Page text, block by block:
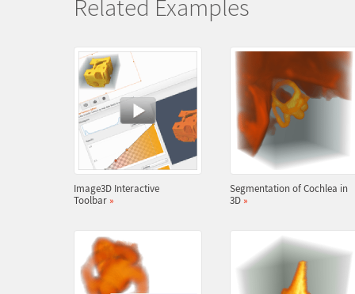
Related Examples
Image3D Interactive
Toolbar »
Segmentation of Cochlea in
3D »